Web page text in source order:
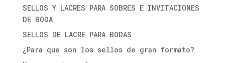
SELLOS Y LACRES PARA SOBRES E INVITACIONES
DE BODA
SELLOS DE LACRE PARA BODAS
¿Para que son los sellos de gran formato?